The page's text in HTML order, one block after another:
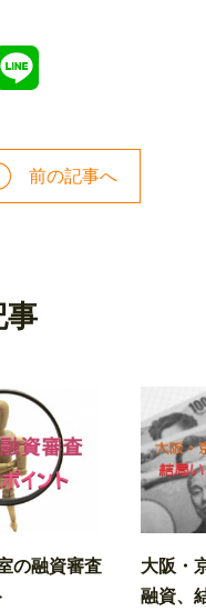
前の記事へ
事
の融資審査
大阪・
融資、